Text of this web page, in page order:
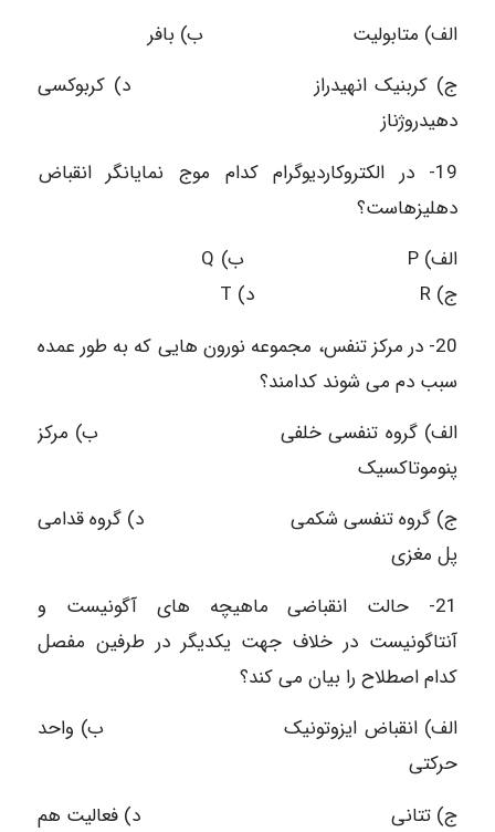
الف) متابولیت ب) بافر
ج) کربنیک انهیدراز د) کربوکسی
دهیدروژناز
19- در الکتروکاردیوگرام کدام موج نمایانگر انقباض
دهلیزهاست؟
ج) R د) T
20- در مرکز تنفس، مجموعه نورون هایی که به طور عمده
سبب دم می شوند کدامند؟
الف) گروه تنفسی خلفی ب) مرکز
پنوموتاکسیک
ج) گروه تنفسی شکمی د) گروه قدامی
پل مغزی
21- حالت انقباضی ماهیچه های آگونیست و
آنتاگونیست در خلاف جهت یکدیگر در طرفین مفصل
کدام اصطلاح را بیان می کند؟
الف) انقباض ایزوتونیک ب) واحد
حرکتی
ج) تتانی د) فعالیت هم